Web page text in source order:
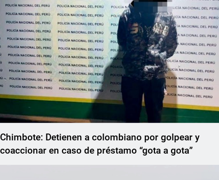
Chimbote: Detienen a colombiano por golpear y
coaccionar en caso de préstamo “gota a gota”